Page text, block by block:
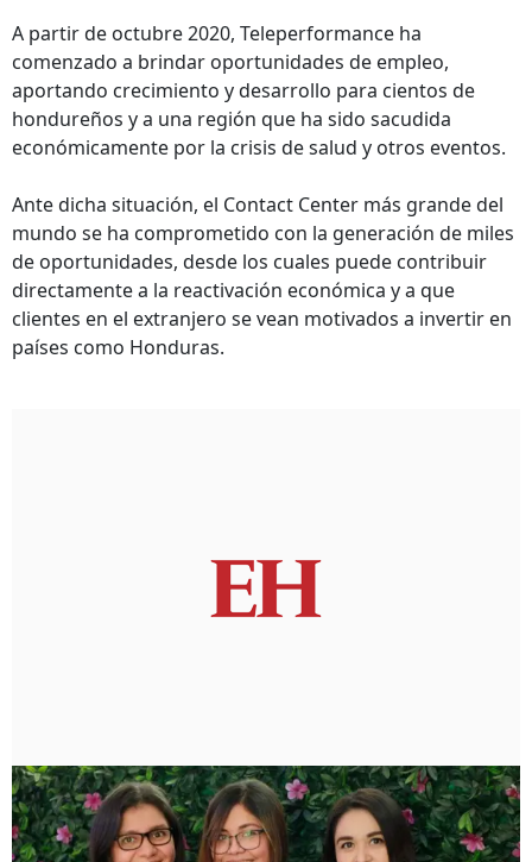
A partir de octubre 2020, Teleperformance ha
comenzado a brindar oportunidades de empleo,
aportando crecimiento y desarrollo para cientos de
hondureños y a una región que ha sido sacudida
económicamente por la crisis de salud y otros eventos.
Ante dicha situación, el Contact Center más grande del
mundo se ha comprometido con la generación de miles
de oportunidades, desde los cuales puede contribuir
directamente a la reactivación económica y a que
clientes en el extranjero se vean motivados a invertir en
países como Honduras.